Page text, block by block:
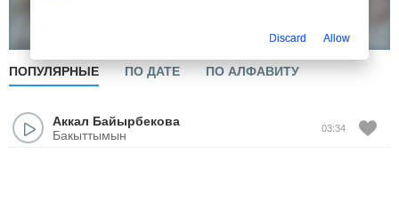
ПОПУЛЯРНЫЕ ПО ДАТЕ ПО АЛФАВИТУ
Аккал Байырбекова
Бакыттымын
03:34
Discard Allow